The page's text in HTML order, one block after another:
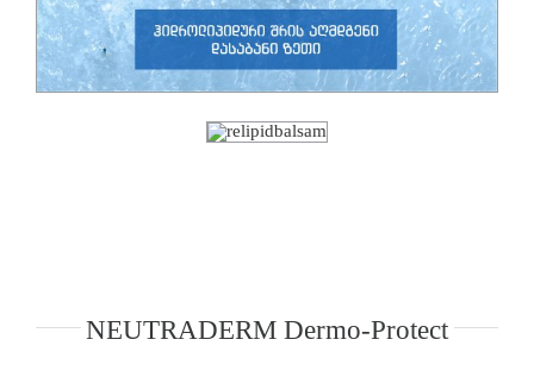
NEUTRADERM Dermo-Protect